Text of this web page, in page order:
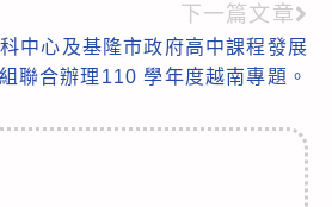
下一篇文章
中心及基隆市政府高中課程發展
聯合辦理110 學年度越南專題。